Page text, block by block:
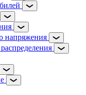
напряжения